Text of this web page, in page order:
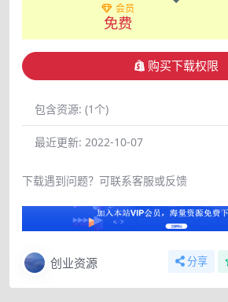
会员
免费
购买下载权限
包含资源: (1个)
最近更新: 2022-10-07
下载遇到问题？可联系客服或反馈
创业资源 分享